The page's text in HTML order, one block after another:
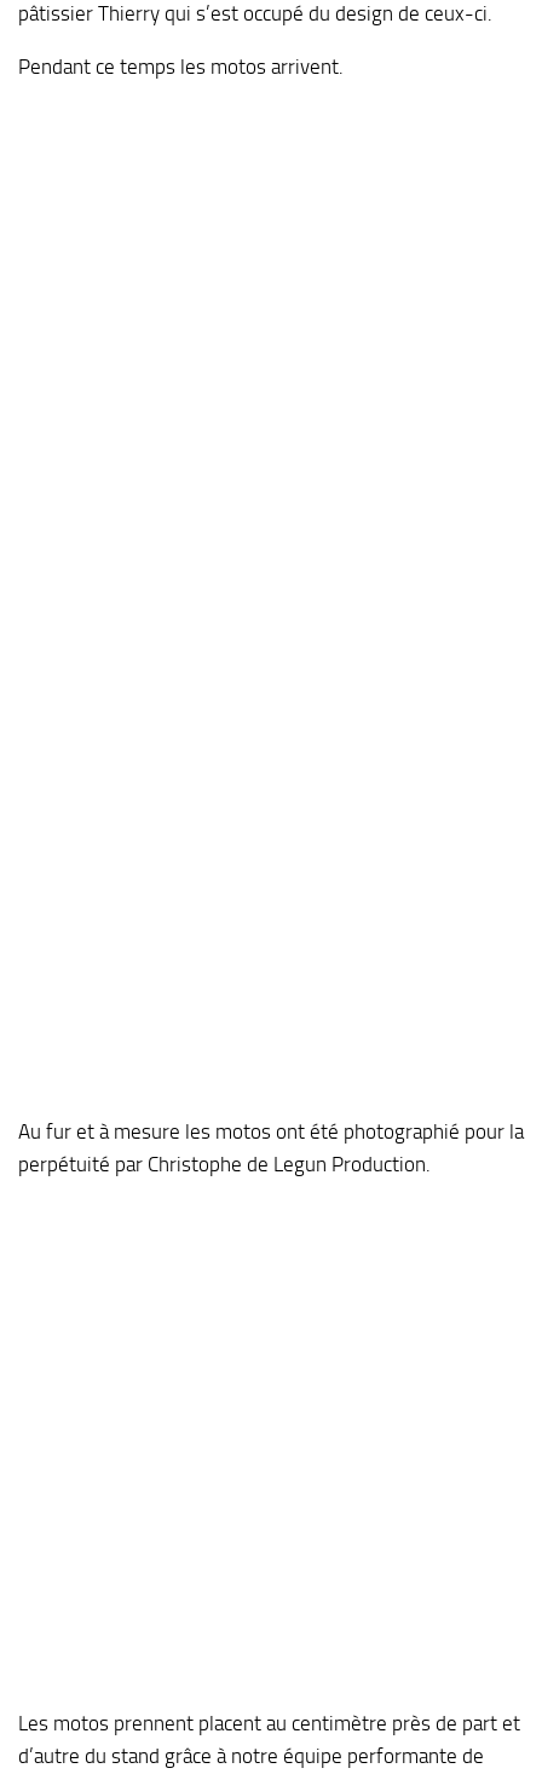
pâtissier Thierry qui s’est occupé du design de ceux-ci.
Pendant ce temps les motos arrivent.
Au fur et à mesure les motos ont été photographié pour la
perpétuité par Christophe de Legun Production.
Les motos prennent placent au centimètre près de part et
d’autre du stand grâce à notre équipe performante de